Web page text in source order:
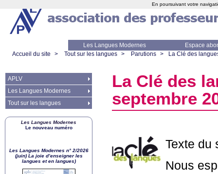
Les Langues Modernes
Espace
Accueil du site
> Tout sur les langues > Parutions > La Clé des
La Clé des
septembre
Texte du
Nous
APLV
Les Langues Modernes
Tout sur les langues
Les Langues Modernes
Le nouveau numéro
Les Langues Modernes n° 2/2026
(juin) La joie d’enseigner les
langues et en langues)
En poursuivant votre